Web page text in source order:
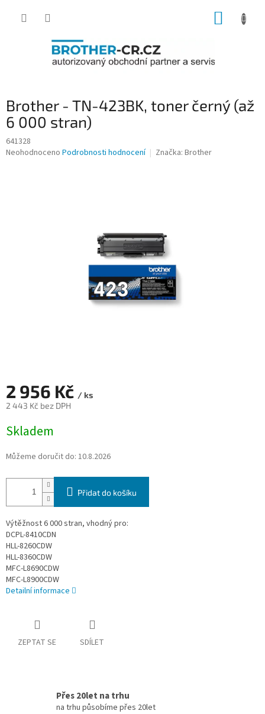
Brother - TN-423BK, toner černý (až
6 000 stran)
641328
Průměrné
Neohodnoceno Podrobnosti hodnocení Značka: Brother
2 956 Kč / ks
2 443 Kč bez DPH
cena:
Skladem
Můžeme doručit do: 10.8.2026
Přidat do košíku
Výtěžnost 6 000 stran, vhodný pro:
DCPL-8410CDN
HLL-8260CDW
HLL-8360CDW
MFC-L8690CDW
MFC-L8900CDW
Detailní informace
ZEPTAT SE SDÍLET
Přes 20let na trhu
na trhu působíme přes 20let